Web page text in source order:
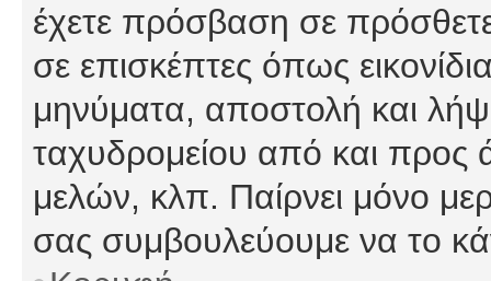
έχετε πρόσβαση σε
σε επισκέπτες όπως
μηνύματα, αποστολή και
ταχυδρομείου από και προς
μελών, κλπ. Παίρνει μόνο
σας συμβουλεύουμε να το